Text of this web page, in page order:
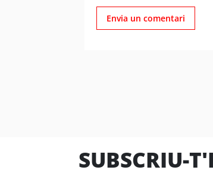
SUBSCRIU-